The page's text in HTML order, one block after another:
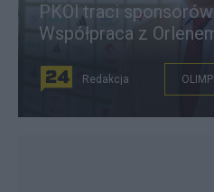
PKOl traci
Współpraca z
Redakcja